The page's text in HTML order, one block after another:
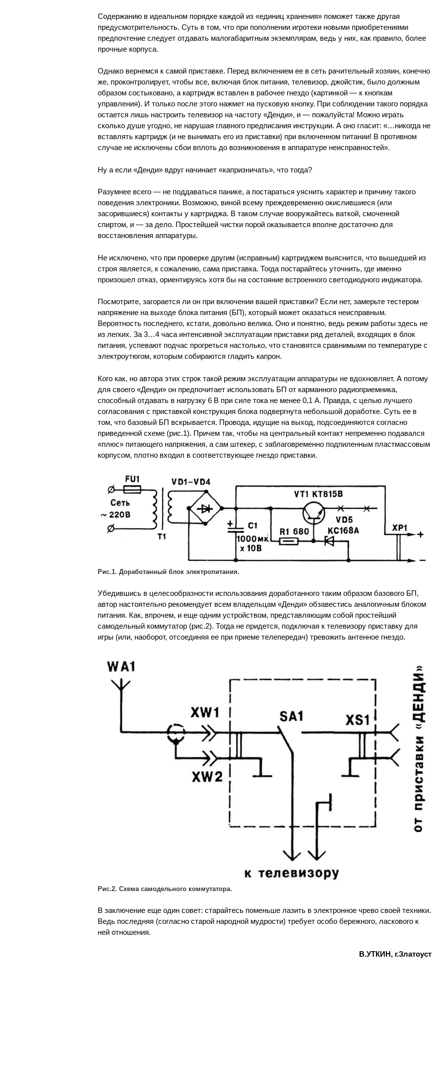
Содержанию в идеальном порядке каждой из «единиц хранения» поможет также другая
предусмотрительность. Суть в том, что при пополнении игротеки новыми приобретениями
предпочтение следует отдавать малогабаритным экземплярам, ведь у них, как правило, более
прочные корпуса.
Однако вернемся к самой приставке. Перед включением ее в сеть рачительный хозяин, конечно
же, проконтролирует, чтобы все, включая блок питания, телевизор, джойстик, было должным
образом состыковано, а картридж вставлен в рабочее гнездо (картинкой — к кнопкам
управления). И только после этого нажмет на пусковую кнопку. При соблюдении такого порядка
остается лишь настроить телевизор на частоту «Денди», и — пожалуйста! Можно играть
сколько душе угодно, не нарушая главного предписания инструкции. А оно гласит: «…никогда не
вставлять картридж (и не вынимать его из приставки) при включенном питании! В противном
случае не исключены сбои вплоть до возникновения в аппаратуре неисправностей».
Ну а если «Денди» вдруг начинает «капризничать», что тогда?
Разумнее всего — не поддаваться панике, а постараться уяснить характер и причину такого
поведения электроники. Возможно, виной всему преждевременно окислившиеся (или
засорившиеся) контакты у картриджа. В таком случае вооружайтесь ваткой, смоченной
спиртом, и — за дело. Простейшей чистки порой оказывается вполне достаточно для
восстановления аппаратуры.
Не исключено, что при проверке другим (исправным) картриджем выяснится, что вышедшей из
строя является, к сожалению, сама приставка. Тогда постарайтесь уточнить, где именно
произошел отказ, ориентируясь хотя бы на состояние встроенного светодиодного индикатора.
Посмотрите, загорается ли он при включении вашей приставки? Если нет, замерьте тестером
напряжение на выходе блока питания (БП), который может оказаться неисправным.
Вероятность последнего, кстати, довольно велика. Оно и понятно, ведь режим работы здесь не
из легких. За 3…4 часа интенсивной эксплуатации приставки ряд деталей, входящих в блок
питания, успевают подчас прогреться настолько, что становятся сравнимыми по температуре с
электроутюгом, которым собираются гладить капрон.
Кого как, но автора этих строк такой режим эксплуатации аппаратуры не вдохновляет. А потому
для своего «Денди» он предпочитает использовать БП от карманного радиоприемника,
способный отдавать в нагрузку 6 В при силе тока не менее 0,1 А. Правда, с целью лучшего
согласования с приставкой конструкция блока подвергнута небольшой доработке. Суть ее в
том, что базовый БП вскрывается. Провода, идущие на выход, подсоединяются согласно
приведенной схеме (рис.1). Причем так, чтобы на центральный контакт непременно подавался
«плюс» питающего напряжения, а сам штекер, с заблаговременно подпиленным пластмассовым
корпусом, плотно входил в соответствующее гнездо приставки.
Рис.1. Доработанный блок электропитания.
Убедившись в целесообразности использования доработанного таким образом базового БП,
автор настоятельно рекомендует всем владельцам «Денди» обзавестись аналогичным блоком
питания. Как, впрочем, и еще одним устройством, представляющим собой простейший
самодельный коммутатор (рис.2). Тогда не придется, подключая к телевизору приставку для
игры (или, наоборот, отсоединяя ее при приеме телепередач) тревожить антенное гнездо.
Рис.2. Схема самодельного коммутатора.
В заключение еще один совет: старайтесь поменьше лазить в электронное чрево своей техники.
Ведь последняя (согласно старой народной мудрости) требует особо бережного, ласкового к
ней отношения.
В.УТКИН, г.Златоуст